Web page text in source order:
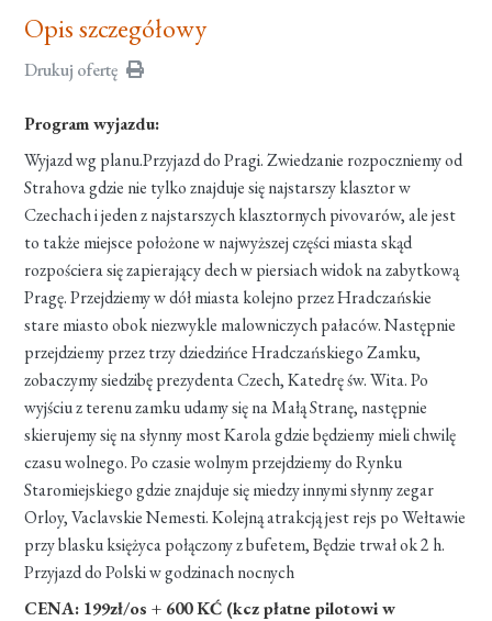
Opis szczegółowy
Drukuj ofertę
Program wyjazdu:
Wyjazd wg planu.Przyjazd do Pragi. Zwiedzanie rozpoczniemy od
Strahova gdzie nie tylko znajduje się najstarszy klasztor w
Czechach i jeden z najstarszych klasztornych pivovarów, ale jest
to także miejsce położone w najwyższej części miasta skąd
rozpościera się zapierający dech w piersiach widok na zabytkową
Pragę. Przejdziemy w dół miasta kolejno przez Hradczańskie
stare miasto obok niezwykle malowniczych pałaców. Następnie
przejdziemy przez trzy dziedzińce Hradczańskiego Zamku,
zobaczymy siedzibę prezydenta Czech, Katedrę św. Wita. Po
wyjściu z terenu zamku udamy się na Małą Stranę, następnie
skierujemy się na słynny most Karola gdzie będziemy mieli chwilę
czasu wolnego. Po czasie wolnym przejdziemy do Rynku
Staromiejskiego gdzie znajduje się miedzy innymi słynny zegar
Orloy, Vaclavskie Nemesti. Kolejną atrakcją jest rejs po Wełtawie
przy blasku księżyca połączony z bufetem, Będzie trwał ok 2 h.
Przyjazd do Polski w godzinach nocnych
CENA: 199zł/os + 600 KĆ (kcz płatne pilotowi w